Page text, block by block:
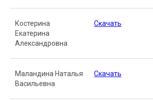
Костерина
Екатерина
Александровна
Скачать
Маландина Наталья
Васильевна
Скачать